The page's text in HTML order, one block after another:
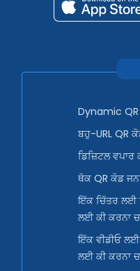
Dynamic QR
ਬਹੁ-URL QR
ਡਿਜ਼ਿਟਲ ਵਪਾਰ
ਥੋਕ QR ਕੋਡ
ਇੱਕ ਚਿੱਤਰ ਲਈ
ਲਈ ਕੀ ਕਰਨਾ
ਇੱਕ ਵੀਡੀਓ
ਲਈ ਕੀ ਕਰਨਾ